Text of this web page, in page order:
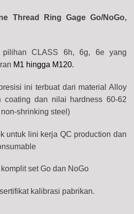
Thread Ring Gage Go/NoGo,
pilihan CLASS 6h, 6g, 6e yang
M1 hingga M120.
ini terbuat dari material Alloy
coating dan nilai hardness 60-62
shrinking steel)
untuk lini kerja QC production dan
set Go dan NoGo
kalibrasi pabrikan.